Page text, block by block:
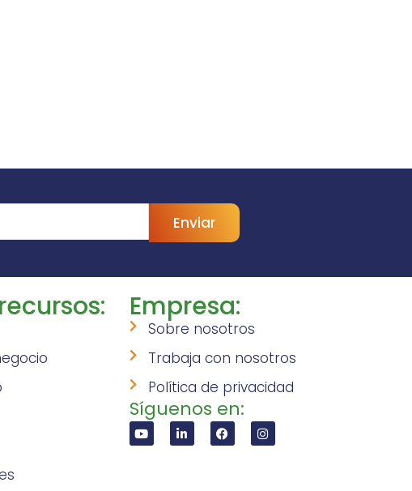
Enviar
Empresa:
Sobre nosotros
Trabaja con nosotros
Política de privacidad
Síguenos en: